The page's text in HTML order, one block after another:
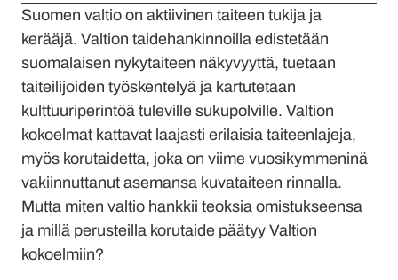
Suomen valtio on aktiivinen taiteen tukija ja
kerääjä. Valtion taidehankinnoilla edistetään
suomalaisen nykytaiteen näkyvyyttä, tuetaan
taiteilijoiden työskentelyä ja kartutetaan
kulttuuriperintöä tuleville sukupolville. Valtion
kokoelmat kattavat laajasti erilaisia taiteenlajeja,
myös korutaidetta, joka on viime vuosikymmeninä
vakiinnuttanut asemansa kuvataiteen rinnalla.
Mutta miten valtio hankkii teoksia omistukseensa
ja millä perusteilla korutaide päätyy Valtion
kokoelmiin?